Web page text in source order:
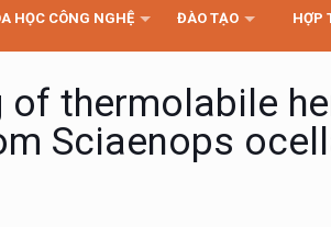
HỌC CÔNG NGHỆ ĐÀO TẠO HỢP
thermolabile
Sciaenops